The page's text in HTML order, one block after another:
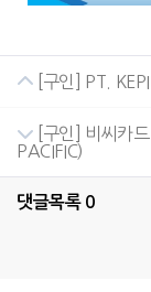
[구인] PT.
[구인] 비씨카
PACIFIC)
댓글목록 0